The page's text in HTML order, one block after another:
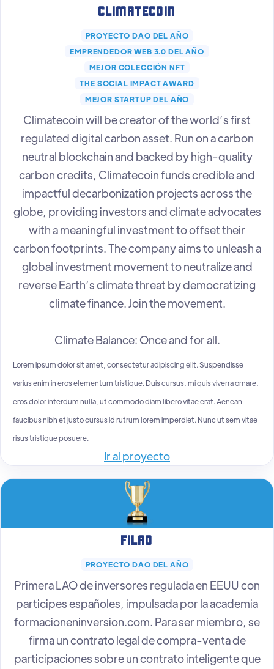
Climatecoin
PROYECTO DAO DEL AÑO
EMPRENDEDOR WEB 3.0 DEL AÑO
MEJOR COLECCIÓN NFT
THE SOCIAL IMPACT AWARD
MEJOR STARTUP DEL AÑO
Climatecoin will be creator of the world’s first
regulated digital carbon asset. Run on a carbon
neutral blockchain and backed by high-quality
carbon credits, Climatecoin funds credible and
impactful decarbonization projects across the
globe, providing investors and climate advocates
with a meaningful investment to offset their
carbon footprints. The company aims to unleash a
global investment movement to neutralize and
reverse Earth’s climate threat by democratizing
climate finance. Join the movement.
Climate Balance: Once and for all.
Lorem ipsum dolor sit amet, consectetur adipiscing elit. Suspendisse
varius enim in eros elementum tristique. Duis cursus, mi quis viverra ornare,
eros dolor interdum nulla, ut commodo diam libero vitae erat. Aenean
faucibus nibh et justo cursus id rutrum lorem imperdiet. Nunc ut sem vitae
risus tristique posuere.
Ir al proyecto
FiLAO
PROYECTO DAO DEL AÑO
Primera LAO de inversores regulada en EEUU con
participes españoles, impulsada por la academia
formacioneninversion.com. Para ser miembro, se
firma un contrato legal de compra-venta de
participaciones sobre un contrato inteligente que